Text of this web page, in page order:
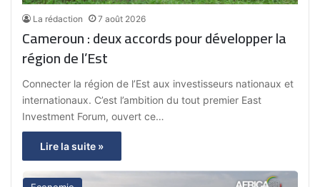
La rédaction 7 août 2026
Cameroun : deux accords pour développer la
région de l’Est
Connecter la région de l’Est aux investisseurs nationaux et
internationaux. C’est l’ambition du tout premier East
Investment Forum, ouvert ce…
Lire la suite »